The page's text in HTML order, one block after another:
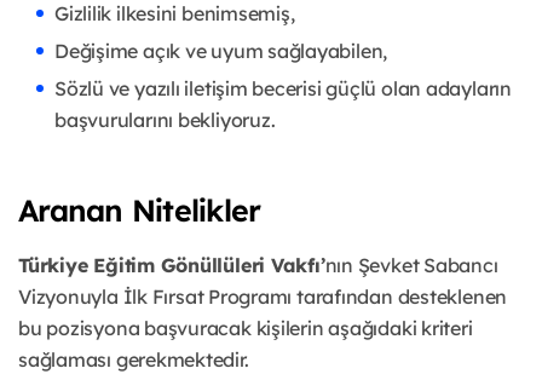
Gizlilik ilkesini benimsemiş,
Değişime açık ve uyum sağlayabilen,
Sözlü ve yazılı iletişim becerisi güçlü olan adayların
başvurularını bekliyoruz.
Aranan Nitelikler
Türkiye Eğitim Gönüllüleri Vakfı’nın Şevket Sabancı
Vizyonuyla İlk Fırsat Programı tarafından desteklenen
bu pozisyona başvuracak kişilerin aşağıdaki kriteri
sağlaması gerekmektedir.